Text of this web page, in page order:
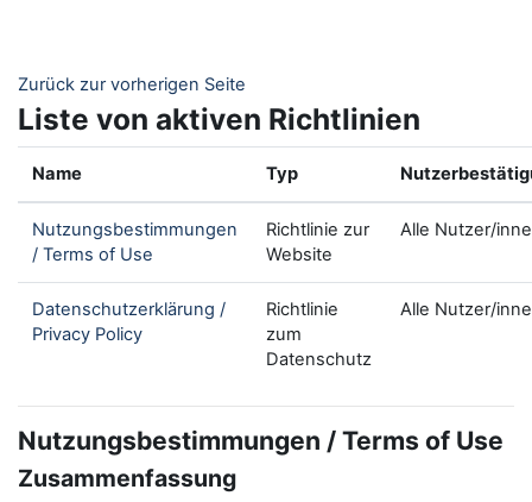
Zurück zur vorherigen Seite
Liste von aktiven Richtlinien
Name Typ
Nutzungsbestimmungen
/ Terms of Use
Richtlinie zur
Website
Alle Nutzer/
Datenschutzerklärung /
Privacy Policy
Richtlinie
zum
Datenschutz
Alle Nutzer/
Nutzungsbestimmungen / Terms of Use
Zusammenfassung